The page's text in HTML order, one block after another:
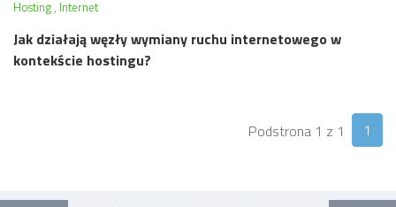
Hosting Internet
Jak działają węzły wymiany ruchu internetowego w
kontekście hostingu?
Podstrona 1 z 1 1